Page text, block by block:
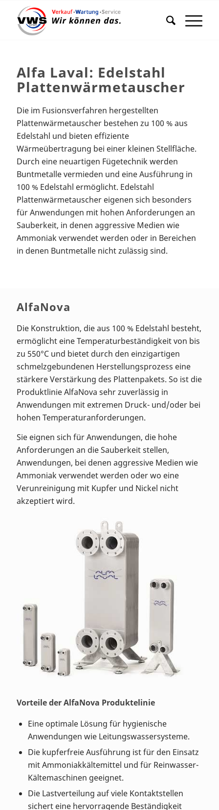
Alfa Laval: Edelstahl
Plattenwärmetauscher
Die im Fusionsverfahren hergestellten
Plattenwärmetauscher bestehen zu 100 % aus
Edelstahl und bieten effiziente
Wärmeübertragung bei einer kleinen Stellfläche.
Durch eine neuartigen Fügetechnik werden
Buntmetalle vermieden und eine Ausführung in
100 % Edelstahl ermöglicht. Edelstahl
Plattenwärmetauscher eigenen sich besonders
für Anwendungen mit hohen Anforderungen an
Sauberkeit, in denen aggressive Medien wie
Ammoniak verwendet werden oder in Bereichen
in denen Buntmetalle nicht zulässig sind.
AlfaNova
Die Konstruktion, die aus 100 % Edelstahl besteht,
ermöglicht eine Temperaturbeständigkeit von bis
zu 550°C und bietet durch den einzigartigen
schmelzgebundenen Herstellungsprozess eine
stärkere Verstärkung des Plattenpakets. So ist die
Produktlinie AlfaNova sehr zuverlässig in
Anwendungen mit extremen Druck- und/oder bei
hohen Temperaturanforderungen.
Sie eignen sich für Anwendungen, die hohe
Anforderungen an die Sauberkeit stellen,
Anwendungen, bei denen aggressive Medien wie
Ammoniak verwendet werden oder wo eine
Verunreinigung mit Kupfer und Nickel nicht
akzeptiert wird.
Vorteile der AlfaNova Produktelinie
Eine optimale Lösung für hygienische
Anwendungen wie Leitungswassersysteme.
Die kupferfreie Ausführung ist für den Einsatz
mit Ammoniakkältemittel und für Reinwasser-
Kältemaschinen geeignet.
Die Lastverteilung auf viele Kontaktstellen
sichert eine hervorragende Beständigkeit